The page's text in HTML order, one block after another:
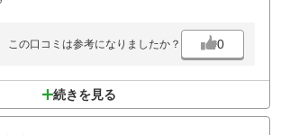
この口コミは参考になりましたか？ 0
続きを見る